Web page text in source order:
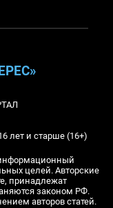
лет и старше (16+)
целей. Авторские
принадлежат
законом РФ.
авторов статей.